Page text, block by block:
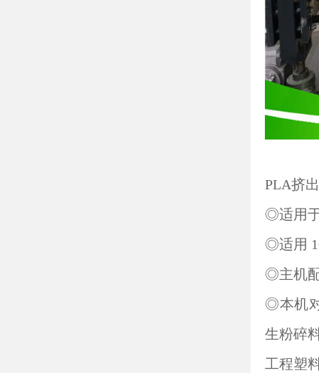
PLA挤
◎适用于
◎适用
◎主机
◎本机
生粉碎
工程塑